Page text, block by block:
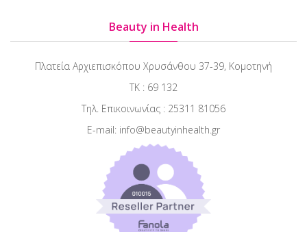
Beauty in Health
Πλατεία Αρχιεπισκόπου Χρυσάνθου 37-39, Κομοτηνή
ΤΚ : 69 132
Τηλ. Επικοινωνίας : 25311 81056
E-mail: info@beautyinhealth.gr